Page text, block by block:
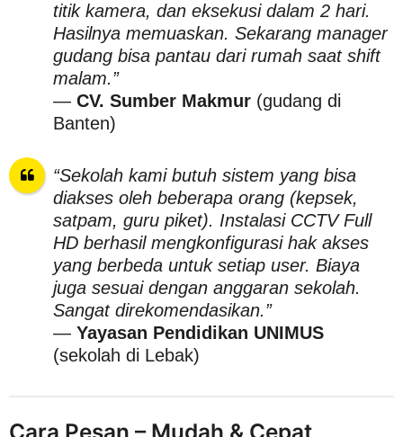
titik kamera, dan eksekusi dalam 2 hari.
Hasilnya memuaskan. Sekarang manager
gudang bisa pantau dari rumah saat shift
malam.”
— CV. Sumber Makmur(gudang di
Banten)
“Sekolah kami butuh sistem yang bisa
diakses oleh beberapa orang (kepsek,
satpam, guru piket). Instalasi CCTV Full
HD berhasil mengkonfigurasi hak akses
yang berbeda untuk setiap user. Biaya
juga sesuai dengan anggaran sekolah.
Sangat direkomendasikan.”
— Yayasan Pendidikan UNIMUS
(sekolah di Lebak)
Cara Pesan – Mudah & Cepat